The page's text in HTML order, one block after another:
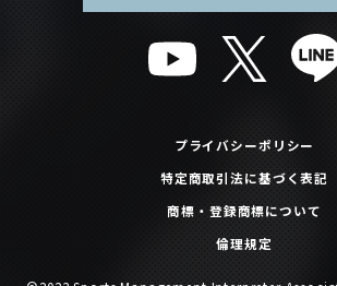
プライバシーポリシー
特定商取引法に基づく表記
商標・登録商標について
倫理規定